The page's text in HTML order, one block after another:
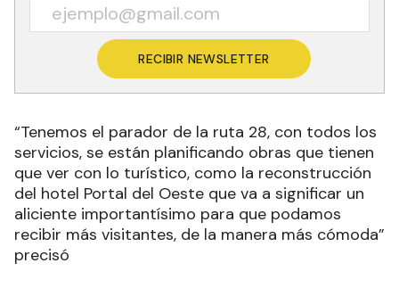
RECIBIR NEWSLETTER
“Tenemos el parador de la ruta 28, con todos los
servicios, se están planificando obras que tienen
que ver con lo turístico, como la reconstrucción
del hotel Portal del Oeste que va a significar un
aliciente importantísimo para que podamos
recibir más visitantes, de la manera más cómoda”
precisó